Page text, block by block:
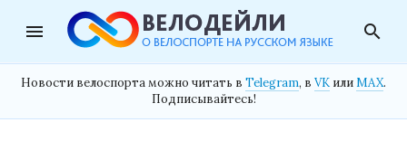
menu search
Новости велоспорта можно читать в Telegram, в VK илиMAX.
Подписывайтесь!